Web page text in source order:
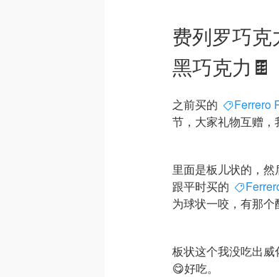
费列罗巧
黑巧克力🍫
之前买的 Ferrero
节，大家礼物互赠，
里面是板儿状的，然
跟平时买的
为球状一咬，有那个
板状这个我没吃出
😋好吃。